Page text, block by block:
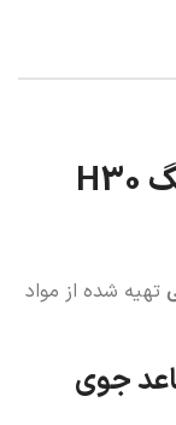
اهرم برف پاک کن دانگ فنگ H30
تهیه شده از مواد
جوی